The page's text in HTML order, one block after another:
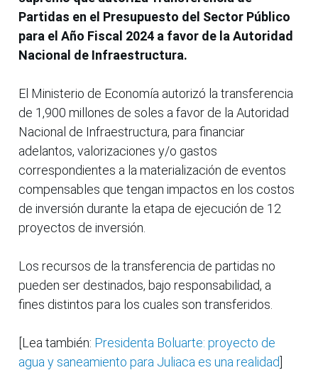
Partidas en el Presupuesto del Sector Público
para el Año Fiscal 2024 a favor de la Autoridad
Nacional de Infraestructura.
El Ministerio de Economía autorizó la transferencia
de 1,900 millones de soles a favor de la Autoridad
Nacional de Infraestructura, para financiar
adelantos, valorizaciones y/o gastos
correspondientes a la materialización de eventos
compensables que tengan impactos en los costos
de inversión durante la etapa de ejecución de 12
proyectos de inversión.
Los recursos de la transferencia de partidas no
pueden ser destinados, bajo responsabilidad, a
fines distintos para los cuales son transferidos.
[Lea también: Presidenta Boluarte: proyecto de
agua y saneamiento para Juliaca es una realidad